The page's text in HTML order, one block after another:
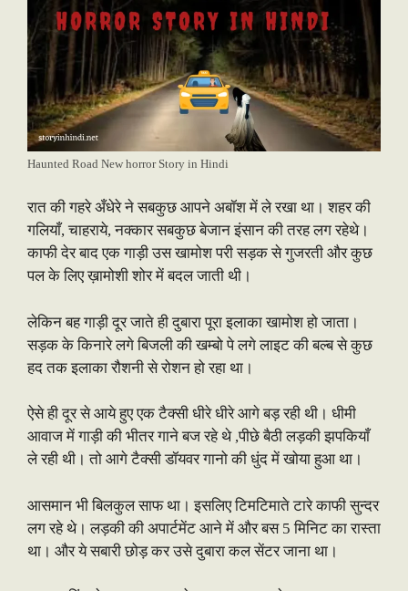
Haunted Road New horror Story in Hindi
रात की गहरे अँधेरे ने सबकुछ आपने अबॉश में ले रखा था। शहर की
गलियाँ, चाहराये, नक्कार सबकुछ बेजान इंसान की तरह लग रहेथे।
काफी देर बाद एक गाड़ी उस खामोश परी सड़क से गुजरती और कुछ
पल के लिए ख़ामोशी शोर में बदल जाती थी।
लेकिन बह गाड़ी दूर जाते ही दुबारा पूरा इलाका खामोश हो जाता।
सड़क के किनारे लगे बिजली की खम्बो पे लगे लाइट की बल्ब से कुछ
हद तक इलाका रौशनी से रोशन हो रहा था।
ऐसे ही दूर से आये हुए एक टैक्सी धीरे धीरे आगे बड़ रही थी। धीमी
आवाज में गाड़ी की भीतर गाने बज रहे थे ,पीछे बैठी लड़की झपकियाँ
ले रही थी। तो आगे टैक्सी डॉयवर गानो की धुंद में खोया हुआ था।
आसमान भी बिलकुल साफ था। इसलिए टिमटिमाते टारे काफी सुन्दर
लग रहे थे। लड़की की अपार्टमेंट आने में और बस 5 मिनिट का रास्ता
था। और ये सबारी छोड़ कर उसे दुबारा कल सेंटर जाना था।